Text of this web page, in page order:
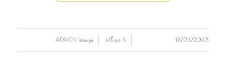
12/03/2023 3 دیدگاه توسط ADMIN